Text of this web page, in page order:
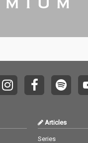
Articles
Series